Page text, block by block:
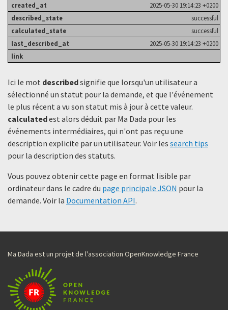
2025-05-30 19:14:23 +0200
successful
successful
2025-05-30 19:14:23 +0200
Ici le mot describedsignifie que lorsqu'un utilisateur a
sélectionné un statut ​​pour la demande, et que l'événement
le plus récent a vu son statut mis à jour à cette valeur.
calculatedest alors déduit par Ma Dada pour les
événements intermédiaires, qui n'ont pas reçu une
description explicite par un utilisateur. Voir les search tips
pour la description des statuts.
Vous pouvez obtenir cette page en format lisible par
ordinateur dans le cadre du page principale JSON pour la
demande. Voir la Documentation API.
Ma Dada est un projet de l'association OpenKnowledge France